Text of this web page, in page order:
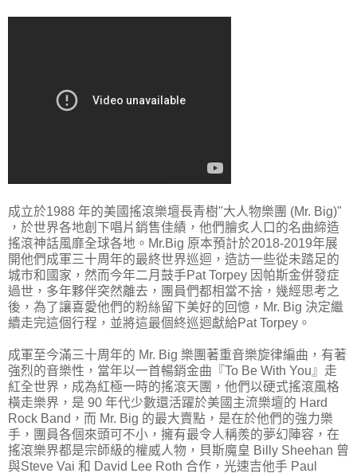
成立於1988 年的美國搖滾樂壇長青樹"大人物樂團 (Mr. Big)"
，於世界各地創下唱片銷售佳績，他們膾炙人口的名曲締造
搖滾神話風靡全球各地。Mr.Big 原本預計於2018-2019年展
開他們成軍三十周年的最終世界巡迴，造訪一些從未踏足的
城市和國家，然而今年二月鼓手Pat Torpey 因帕斯金併發症
過世，多年夥伴突然離去，團員們都相當不捨，幾經思考之
後，為了讓喜愛他們的粉絲留下美好的回憶，Mr. Big 決定繼
續走完這個行程，並將這最個終巡迴獻給Pat Torpey。
成軍至今滿三十周年的 Mr. Big 樂團著重音樂旋律編曲，有著
強烈的音樂性，當年以一首暢銷金曲『To Be With You』走
紅全世界，成為紅極一時的搖滾天團，他們以硬式搖滾風格
橫走樂界，是 90 年代少數還活躍於美國主流樂壇的 Hard
Rock Band，而 Mr. Big 的最大賣點，是在於他們的強力樂
手，團員各個來頭可不小，擁有最令人稱羨的夢幻陣容，在
搖滾樂界都是宗師級的權威人物，貝斯魔皇 Billy Sheehan 曾
與Steve Vai 和 David Lee Roth 合作，光速吉他手 Paul